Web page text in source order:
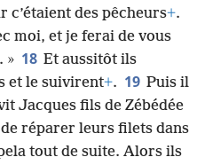
c’étaient des pêcheurs+.
moi, et je ferai de vous
. » 18 Et aussitôt ils
et le suivirent+. 19 Puis il
Jacques fils de Zébédée
réparer leurs filets dans
tout de suite. Alors ils